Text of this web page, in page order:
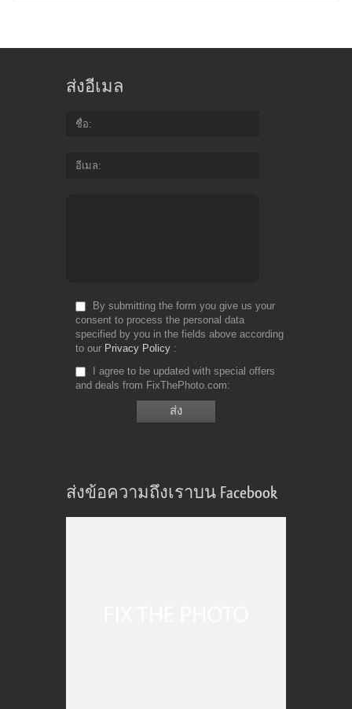
ส่งอีเมล
ชื่อ
อีเมล
By submitting the form you give us your
consent to process the personal data
specified by you in the fields above according
to our Privacy Policy
I agree to be updated with special offers
and deals from FixThePhoto.com
ส่งข้อความถึงเราบน Facebook